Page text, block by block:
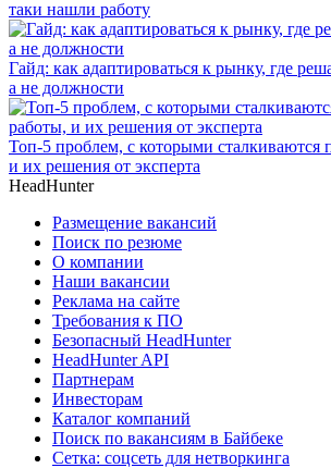
таки нашли работу
Гайд: как адаптироваться к рынку, где
а не должности
Топ-5 проблем, с которыми сталкиваются
и их решения от эксперта
HeadHunter
Размещение вакансий
Поиск по резюме
О компании
Наши вакансии
Реклама на сайте
Требования к ПО
Безопасный HeadHunter
HeadHunter API
Партнерам
Инвесторам
Каталог компаний
Поиск по вакансиям в Байбеке
Сетка: соцсеть для нетворкинга